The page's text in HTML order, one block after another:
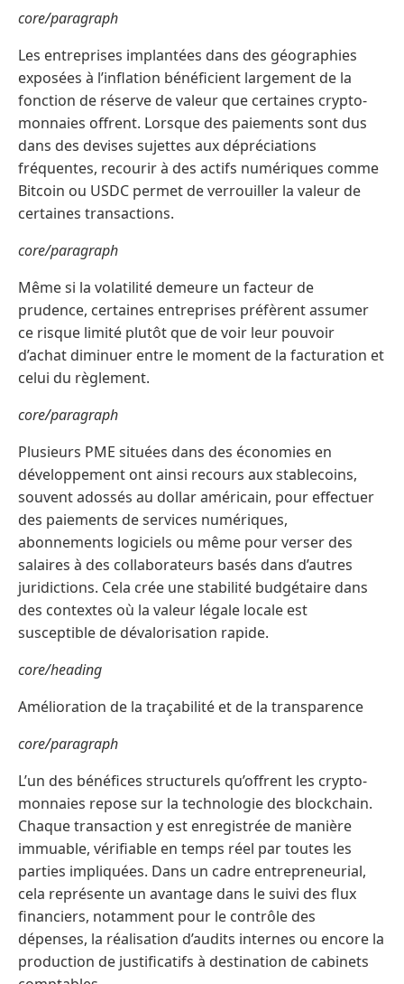
core/paragraph
Les entreprises implantées dans des géographies
exposées à l’inflation bénéficient largement de la
fonction de réserve de valeur que certaines crypto-
monnaies offrent. Lorsque des paiements sont dus
dans des devises sujettes aux dépréciations
fréquentes, recourir à des actifs numériques comme
Bitcoin ou USDC permet de verrouiller la valeur de
certaines transactions.
core/paragraph
Même si la volatilité demeure un facteur de
prudence, certaines entreprises préfèrent assumer
ce risque limité plutôt que de voir leur pouvoir
d’achat diminuer entre le moment de la facturation et
celui du règlement.
core/paragraph
Plusieurs PME situées dans des économies en
développement ont ainsi recours aux stablecoins,
souvent adossés au dollar américain, pour effectuer
des paiements de services numériques,
abonnements logiciels ou même pour verser des
salaires à des collaborateurs basés dans d’autres
juridictions. Cela crée une stabilité budgétaire dans
des contextes où la valeur légale locale est
susceptible de dévalorisation rapide.
core/heading
Amélioration de la traçabilité et de la transparence
core/paragraph
L’un des bénéfices structurels qu’offrent les crypto-
monnaies repose sur la technologie des blockchain.
Chaque transaction y est enregistrée de manière
immuable, vérifiable en temps réel par toutes les
parties impliquées. Dans un cadre entrepreneurial,
cela représente un avantage dans le suivi des flux
financiers, notamment pour le contrôle des
dépenses, la réalisation d’audits internes ou encore la
production de justificatifs à destination de cabinets